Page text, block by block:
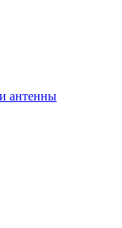
антенны